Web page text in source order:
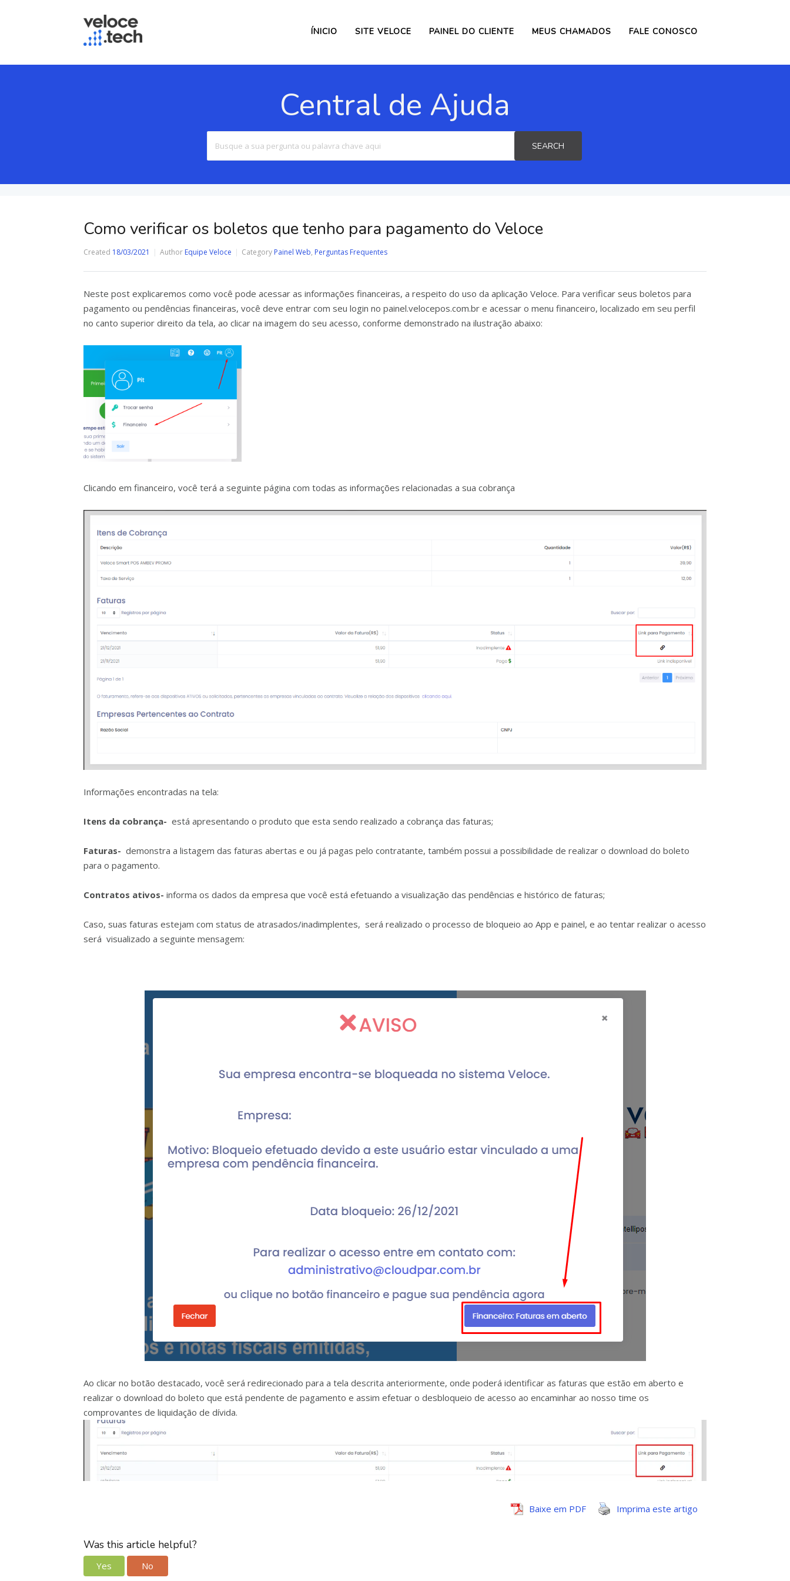
ÍNICIO SITE VELOCE PAINEL DO CLIENTE MEUS CHAMADOS FALE CONOSCO
Central de Ajuda
SEARCH
Como verificar os boletos que tenho para pagamento do Veloce
Created 18/03/2021 Author Equipe Veloce Category Painel Web, Perguntas Frequentes
Neste post explicaremos como você pode acessar as informações financeiras, a respeito do uso da aplicação Veloce. Para verificar seus boletos para
pagamento ou pendências financeiras, você deve entrar com seu login no painel.velocepos.com.br e acessar o menu financeiro, localizado em seu perfil
no canto superior direito da tela, ao clicar na imagem do seu acesso, conforme demonstrado na ilustração abaixo:
Clicando em financeiro, você terá a seguinte página com todas as informações relacionadas a sua cobrança
Informações encontradas na tela:
Itens da cobrança- está apresentando o produto que esta sendo realizado a cobrança das faturas;
Faturas- demonstra a listagem das faturas abertas e ou já pagas pelo contratante, também possui a possibilidade de realizar o download do boleto
para o pagamento.
Contratos ativos- informa os dados da empresa que você está efetuando a visualização das pendências e histórico de faturas;
Caso, suas faturas estejam com status de atrasados/inadimplentes, será realizado o processo de bloqueio ao App e painel, e ao tentar realizar o acesso
será visualizado a seguinte mensagem:
Ao clicar no botão destacado, você será redirecionado para a tela descrita anteriormente, onde poderá identificar as faturas que estão em aberto e
realizar o download do boleto que está pendente de pagamento e assim efetuar o desbloqueio de acesso ao encaminhar ao nosso time os
comprovantes de liquidação de dívida.
Baixe em PDF Imprima este artigo
Was this article helpful?
Yes No